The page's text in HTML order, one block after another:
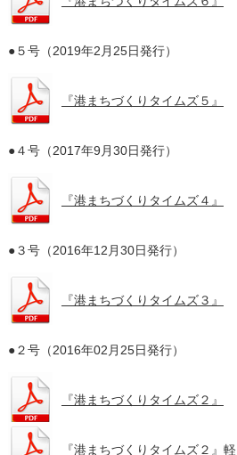
●５号（2019年2月25日発行）
『港まちづくりタイムズ５』
●４号（2017年9月30日発行）
『港まちづくりタイムズ４』
●３号（2016年12月30日発行）
『港まちづくりタイムズ３』
●２号（2016年02月25日発行）
『港まちづくりタイムズ２』
『港まちづくりタイムズ２』軽